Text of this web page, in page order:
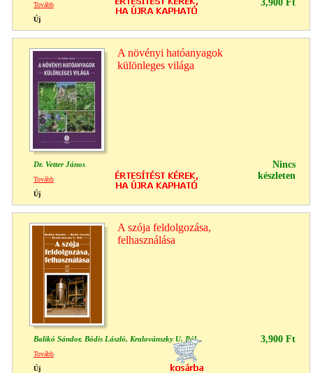
3,900 Ft
Tovább
Új
A növényi hatóanyagok
különleges világa
Dr. Vetter János
Nincs
készleten
Tovább
Új
A szója feldolgozása,
felhasználása
Balikó Sándor, Bódis László, Kralovánszky U. Pál 3,900 Ft
Tovább
Új